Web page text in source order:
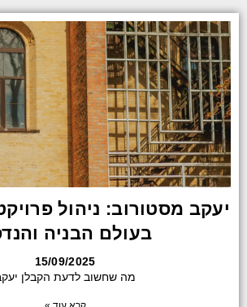
יעקב מסטורוב: ניהול
בעולם הבניה
15/09/2025
מה שחשוב לדעת הקבלן